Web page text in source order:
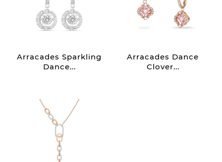
Arracades Sparkling
Dance...
Arracades Dance
Clover...